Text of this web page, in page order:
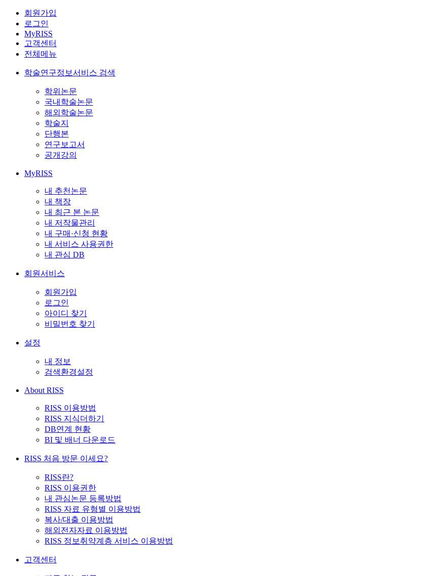
회원가입
로그인
MyRISS
고객센터
전체메뉴
학술연구정보서비스 검색
학위논문
국내학술논문
해외학술논문
학술지
단행본
연구보고서
공개강의
MyRISS
내 추천논문
내 책장
내 최근 본 논문
내 저작물관리
내 구매·신청 현황
내 서비스 사용권한
내 관심 DB
회원서비스
회원가입
로그인
아이디 찾기
비밀번호 찾기
설정
내 정보
검색환경설정
About RISS
RISS 이용방법
RISS 지식더하기
DB연계 현황
BI 및 배너 다운로드
RISS 처음 방문 이세요?
RISS란?
RISS 이용권한
내 관심논문 등록방법
RISS 자료 유형별 이용방법
복사/대출 이용방법
해외전자자료 이용방법
RISS 정보취약계층 서비스 이용방법
고객센터